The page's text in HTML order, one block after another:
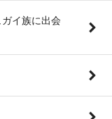
イ族に出会